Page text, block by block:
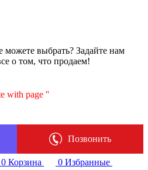
выбрать? Задайте нам
о том, что продаем!
with page ''
Позвонить
0 Корзина 0 Избранные